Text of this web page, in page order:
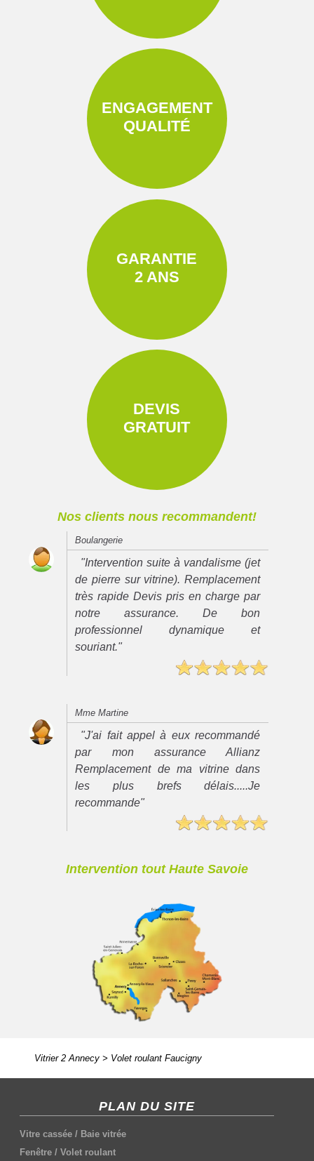
ENGAGEMENT
QUALITÉ
GARANTIE
2 ANS
DEVIS
GRATUIT
Nos clients nous recommandent!
Boulangerie
"Intervention suite à vandalisme (jet
de pierre sur vitrine). Remplacement
très rapide Devis pris en charge par
notre assurance. De bon
professionnel dynamique et
souriant."
Mme Martine
"J'ai fait appel à eux recommandé
par mon assurance Allianz
Remplacement de ma vitrine dans
les plus brefs délais.....Je
recommande"
Intervention tout Haute Savoie
Vitrier 2 Annecy> Volet roulant Faucigny
PLAN DU SITE
Vitre cassée / Baie vitrée
Fenêtre /Volet roulant